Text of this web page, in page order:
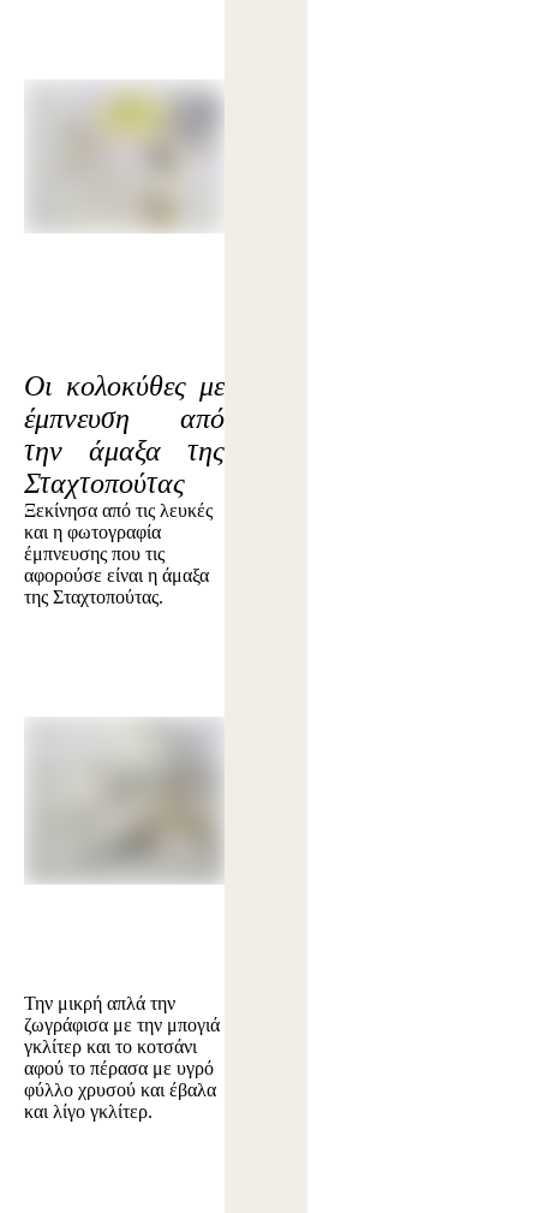
Οι κολοκύθες με
έμπνευση από
την άμαξα της
Σταχτοπούτας
Ξεκίνησα από τις λευκές
και η φωτογραφία
έμπνευσης που τις
αφορούσε είναι η άμαξα
της Σταχτοπούτας.
Την μικρή απλά την
ζωγράφισα με την μπογιά
γκλίτερ και το κοτσάνι
αφού το πέρασα με υγρό
φύλλο χρυσού και έβαλα
και λίγο γκλίτερ.